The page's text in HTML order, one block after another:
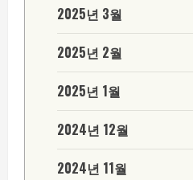
2025년 3월
2025년 2월
2025년 1월
2024년 12월
2024년 11월